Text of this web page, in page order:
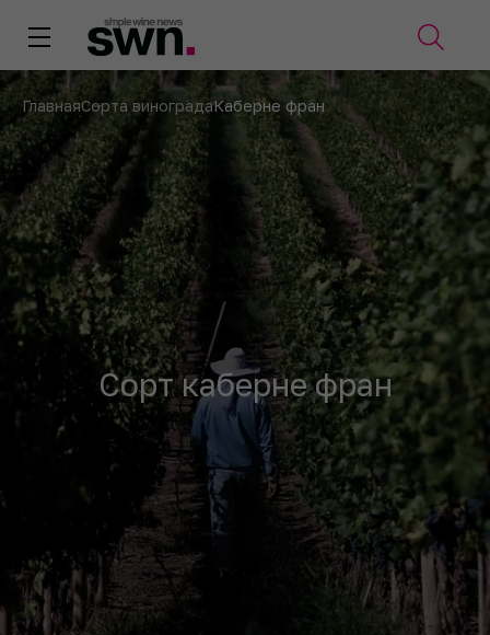
ГлавнаяСорта виноградаКаберне фран
Сорт каберне фран